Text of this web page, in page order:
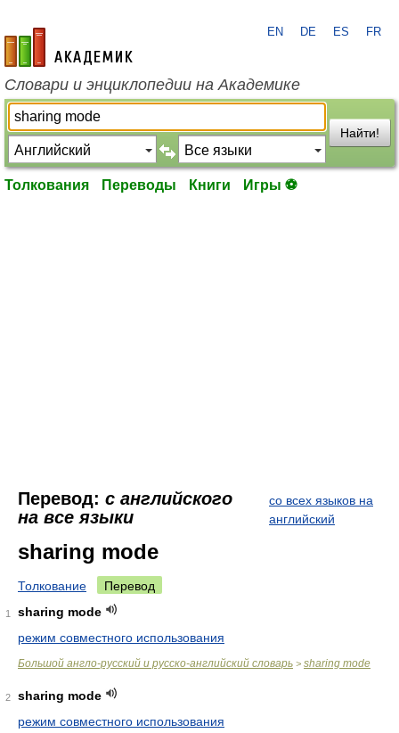
academic.ru
EN DE ES FR
Словари и энциклопедии на Академике
Найти!
Толкования Переводы Книги Игры ⚽
Перевод: с английского
на все языки
со всех языков на
английский
sharing mode
Толкование Перевод
1
sharing mode
режим совместного использования
Большой англо-русский и русско-английский словарь > sharing mode
2
sharing mode
режим совместного использования